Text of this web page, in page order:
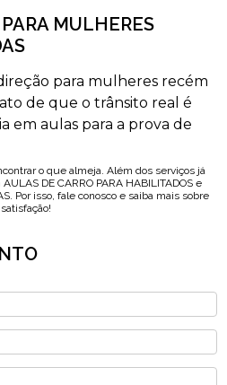
MULHERES
para mulheres recém
de que o trânsito real é
em aulas para a prova de
o que almeja. Além dos serviços já
DE CARRO PARA HABILITADOS e
Por isso, fale conosco e saiba mais sobre